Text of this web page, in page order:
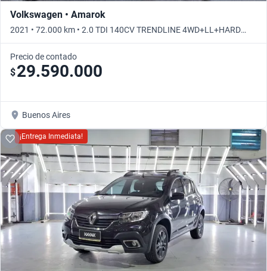
Volkswagen • Amarok
2021 • 72.000 km • 2.0 TDI 140CV TRENDLINE 4WD+LL+HARD
WORK • Manual
Precio de contado
$29.590.000
Buenos Aires
¡Entrega Inmediata!